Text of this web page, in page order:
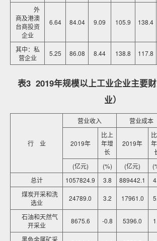
外
商及港澳
台商投资
企业
6.64 84.04 9.09 105.9 138.4
其中：私
营企业
5.25 86.08 8.44 138.8 117.8
表3 2019年规模以上工业企业主要
业）
行 业
营业收入 营业成本
2019年
比上
年增
长
2019年
(亿元)
(%) (亿元)
总计
1057824.9 3.8 889442.1
煤炭开采和洗
选业
24789.0 3.2 17961.0
石油和天然气
开采业
8675.6 -0.8 5396.0
黑色金属矿采